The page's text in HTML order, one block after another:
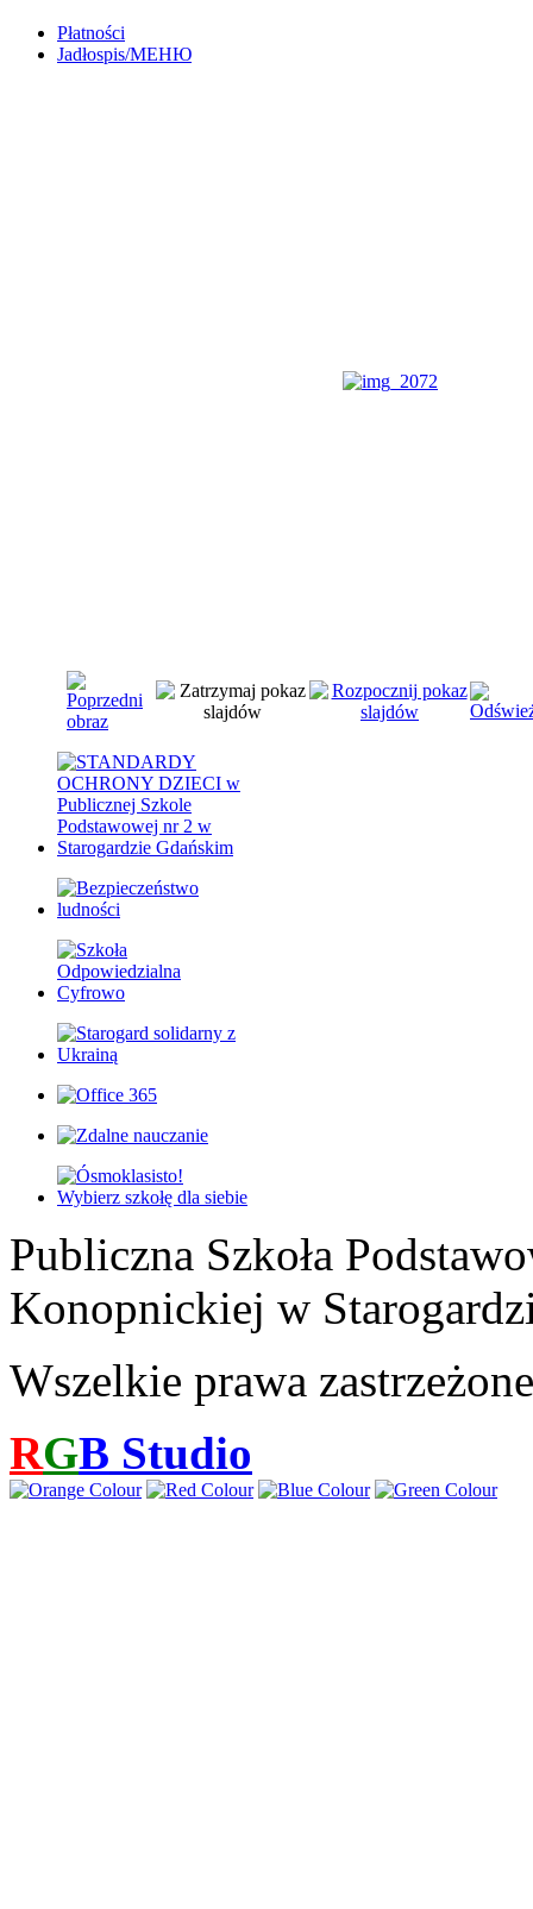
Płatności
Jadłospis/МЕНЮ
Publiczna Szkoła
Konopnickiej w
Wszelkie prawa zastrzeżone
RGB Studio